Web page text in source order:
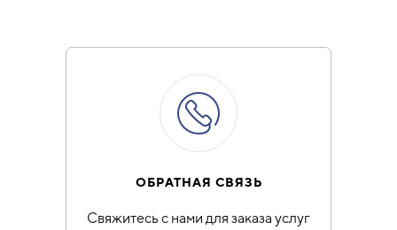
ОБРАТНАЯ СВЯЗЬ
Свяжитесь с нами для заказа услуг